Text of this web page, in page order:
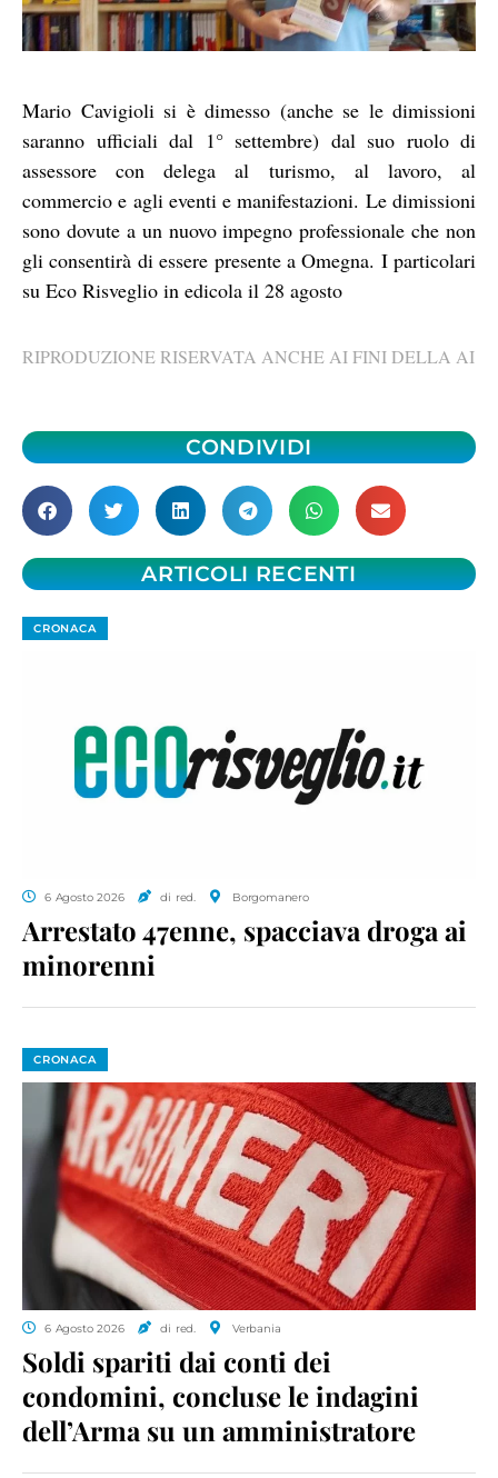
Mario Cavigioli si è dimesso (anche se le dimissioni
saranno ufficiali dal 1° settembre) dal suo ruolo di
assessore con delega al turismo, al lavoro, al
commercio e agli eventi e manifestazioni. Le dimissioni
sono dovute a un nuovo impegno professionale che non
gli consentirà di essere presente a Omegna. I particolari
su Eco Risveglio in edicola il 28 agosto
RIPRODUZIONE RISERVATA ANCHE AI FINI DELLA AI
CONDIVIDI
ARTICOLI RECENTI
CRONACA
6 Agosto 2026 di red. Borgomanero
Arrestato 47enne, spacciava droga ai
minorenni
CRONACA
6 Agosto 2026 di red. Verbania
Soldi spariti dai conti dei
condomini, concluse le indagini
dell’Arma su un amministratore